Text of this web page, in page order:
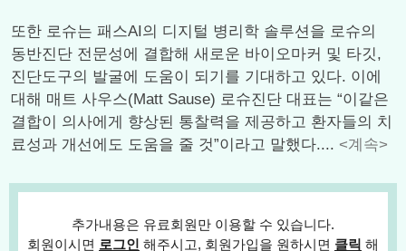
또한 로슈는 패스AI의 디지털 병리학 솔루션을 로슈의
동반진단 전문성에 결합해 새로운 바이오마커 및 타깃,
진단도구의 발굴에 도움이 되기를 기대하고 있다. 이에
대해 매트 사우스(Matt Sause) 로슈진단 대표는 “이같은
결합이 의사에게 향상된 통찰력을 제공하고 환자들의 치
료성과 개선에도 도움을 줄 것”이라고 말했다.... <계속>
추가내용은 유료회원만 이용할 수 있습니다.
회원이시면 로그인 해주시고, 회원가입을 원하시면 클릭 해